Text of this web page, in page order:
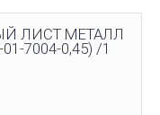
ЛИСТ МЕТАЛЛ
7004-0,45) /1